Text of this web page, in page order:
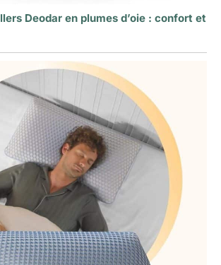
Deodar en plumes d’oie : confort et